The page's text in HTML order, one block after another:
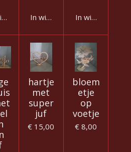
In winkelwagenIn winkelwagen
hartje
met
super
juf
€ 15,00
bloem
etje
op
voetje
€ 8,00